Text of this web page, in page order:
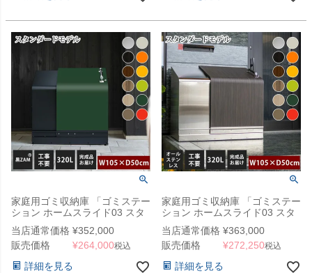
家庭用ゴミ収納庫 「ゴミステー
ション ホームスライド03 スタ
ンダードモデル 黒ZAM 320L」
（YHC）
当店通常価格 ¥352,000
販売価格
¥264,000税込
詳細を見る
家庭用ゴミ収納庫 「ゴミステー
ション ホームスライド03 スタ
ンダードモデル オールステンレ
ス 320L」 （YHC）
当店通常価格 ¥363,000
販売価格
¥272,250税込
詳細を見る